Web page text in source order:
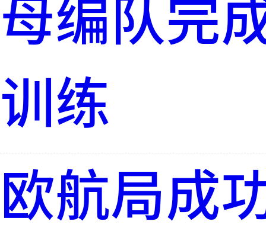
母编队完
训练
欧航局成